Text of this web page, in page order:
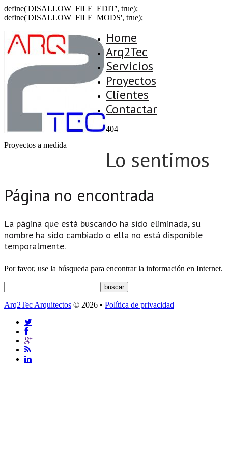
define('DISALLOW_FILE_EDIT', true);
define('DISALLOW_FILE_MODS', true);
Proyectos a medida
Home
Arq2Tec
Servicios
Proyectos
Clientes
Contactar
404
Lo sentimos
Página no encontrada
La página que está buscando ha sido eliminada, su
nombre ha sido cambiado o ella no está disponible
temporalmente.
Por favor, use la búsqueda para encontrar la información en Internet.
Arq2Tec Arquitectos © 2026 • Política de privacidad